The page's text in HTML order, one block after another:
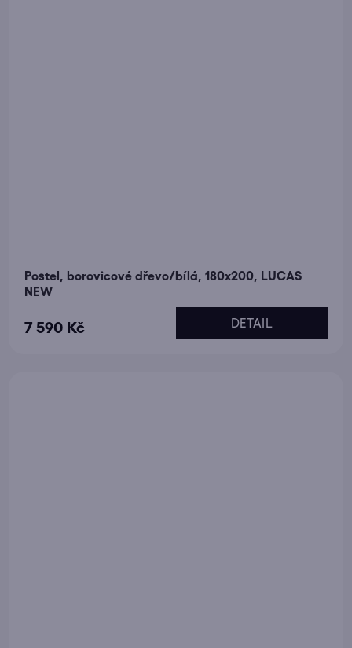
Postel, borovicové dřevo/bílá, 180x200, LUCAS
NEW
7 590 Kč DETAIL